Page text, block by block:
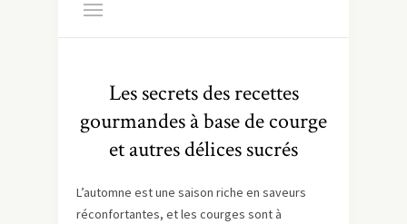
Les secrets des recettes
gourmandes à base de courge
et autres délices sucrés
L’automne est une saison riche en saveurs
réconfortantes, et les courges sont à